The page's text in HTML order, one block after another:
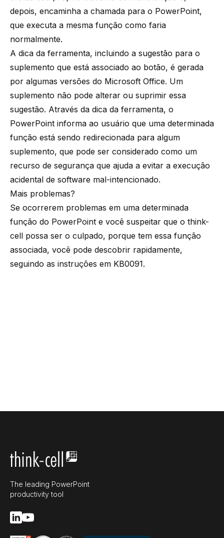
depois, encaminha a chamada para o PowerPoint,
que executa a mesma função como faria
normalmente.
A dica da ferramenta, incluindo a sugestão para o
suplemento que está associado ao botão, é gerada
por algumas versões do Microsoft Office. Um
suplemento não pode alterar ou suprimir essa
sugestão. Através da dica da ferramenta, o
PowerPoint informa ao usuário que uma determinada
função está sendo redirecionada para algum
suplemento, que pode ser considerado como um
recurso de segurança que ajuda a evitar a execução
acidental de software mal-intencionado.
Mais problemas?
Se ocorrerem problemas em uma determinada
função do PowerPoint e você suspeitar que o think-
cell possa ser o culpado, porque tem essa função
associada, você pode descobrir rapidamente,
seguindo as instruções em KB0091.
The leading PowerPoint
productivity tool